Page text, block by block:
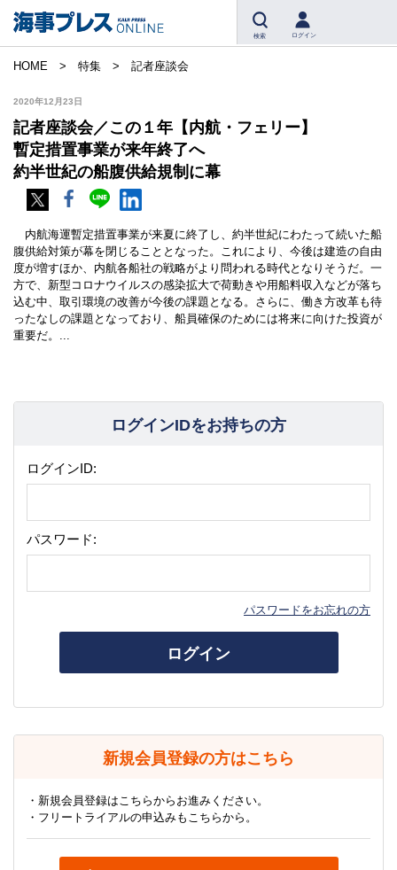
検索 ログイン
HOME 特集 記者座談会
2020年12月23日
記者座談会／この１年【内航・フェリー】
暫定措置事業が来年終了へ
約半世紀の船腹供給規制に幕
内航海運暫定措置事業が来夏に終了し、約半世紀にわたって続いた船
腹供給対策が幕を閉じることとなった。これにより、今後は建造の自由
度が増すほか、内航各船社の戦略がより問われる時代となりそうだ。一
方で、新型コロナウイルスの感染拡大で荷動きや用船料収入などが落ち
込む中、取引環境の改善が今後の課題となる。さらに、働き方改革も待
ったなしの課題となっており、船員確保のためには将来に向けた投資が
重要だ。...
ログインIDをお持ちの方
ログインID:
パスワード:
パスワードをお忘れの方
ログイン
新規会員登録の方はこちら
・新規会員登録はこちらからお進みください。
・フリートライアルの申込みもこちらから。